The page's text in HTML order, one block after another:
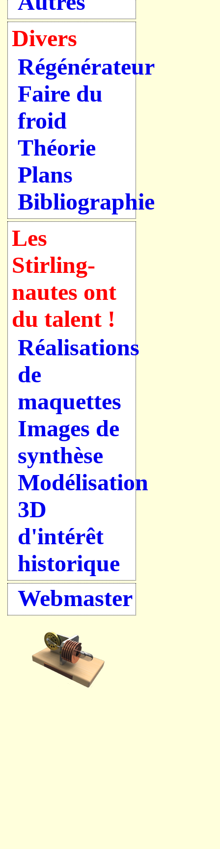
Divers
Régénérateur
Faire du
froid
Théorie
Plans
Bibliographie
Les
Stirling-
nautes ont
du talent !
Réalisations
de
maquettes
Images de
synthèse
Modélisation
3D
d'intérêt
historique
Webmaster